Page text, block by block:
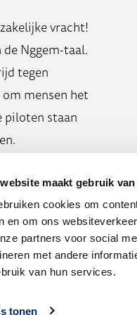
maakt gebruik
cookies om
en om ons
partners voor social
met andere
van hun services.
tonen
vracht!
de Nggem-taal.
tegen
mensen het
piloten staan